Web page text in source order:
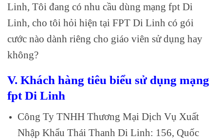
Linh, Tôi đang có nhu cầu dùng mạng fpt Di
Linh, cho tôi hỏi hiện tại FPT Di Linh có gói
cước nào dành riêng cho giáo viên sử dụng hay
không?
V. Khách hàng tiêu biểu sử dụng mạng
fpt Di Linh
Công Ty TNHH Thương Mại Dịch Vụ Xuất
Nhập Khẩu Thái Thanh Di Linh: 156, Quốc